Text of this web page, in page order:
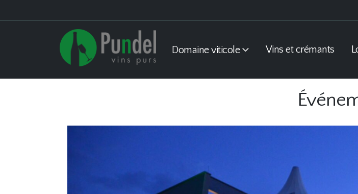
Domaine viticole Vins et crémants